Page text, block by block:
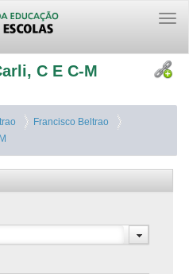
C E C-M
Francisco Beltrao